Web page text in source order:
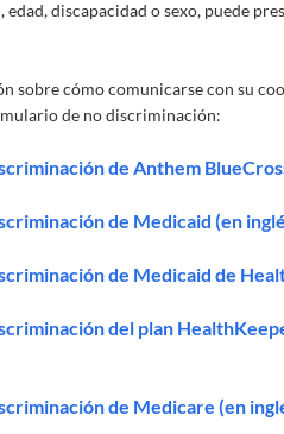
edad, discapacidad o sexo, puede
sobre cómo comunicarse con su
de no discriminación:
de Anthem
de Medicaid (en
de Medicaid de
del plan
de Medicare (en